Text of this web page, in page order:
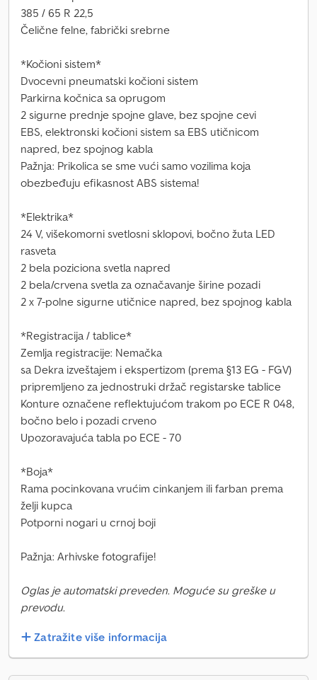
385 / 65 R 22,5
Čelične felne, fabrički srebrne
*Kočioni sistem*
Dvocevni pneumatski kočioni sistem
Parkirna kočnica sa oprugom
2 sigurne prednje spojne glave, bez spojne cevi
EBS, elektronski kočioni sistem sa EBS utičnicom
napred, bez spojnog kabla
Pažnja: Prikolica se sme vući samo vozilima koja
obezbeđuju efikasnost ABS sistema!
*Elektrika*
24 V, višekomorni svetlosni sklopovi, bočno žuta LED
rasveta
2 bela poziciona svetla napred
2 bela/crvena svetla za označavanje širine pozadi
2 x 7-polne sigurne utičnice napred, bez spojnog kabla
*Registracija / tablice*
Zemlja registracije: Nemačka
sa Dekra izveštajem i ekspertizom (prema §13 EG - FGV)
pripremljeno za jednostruki držač registarske tablice
Konture označene reflektujućom trakom po ECE R 048,
bočno belo i pozadi crveno
Upozoravajuća tabla po ECE - 70
*Bojа*
Rama pocinkovana vrućim cinkanjem ili farban prema
želji kupca
Potporni nogari u crnoj boji
Pažnja: Arhivske fotografije!
Oglas je automatski preveden. Moguće su greške u
prevodu.
Zatražite više informacija